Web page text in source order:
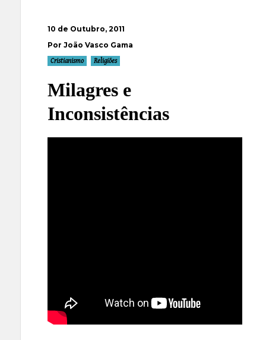
10 de Outubro, 2011
Por João Vasco Gama
Cristianismo Religiões
Milagres e
Inconsistências